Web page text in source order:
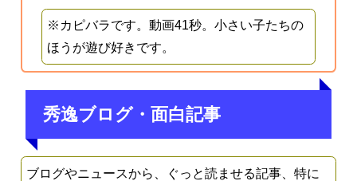
※カピバラです。動画41秒。小さい子たちの
ほうが遊び好きです。
秀逸ブログ・面白記事
ブログやニュースから、ぐっと読ませる記事、特に